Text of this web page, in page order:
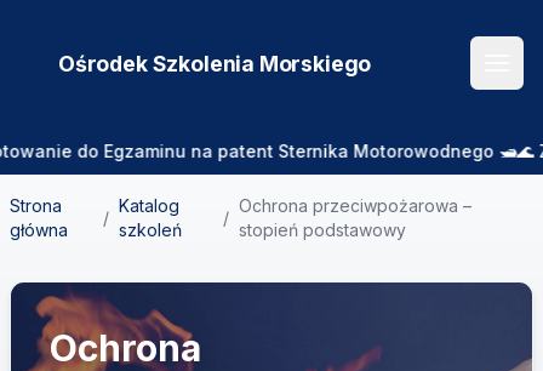
Ośrodek Szkolenia Morskiego
do Egzaminu na patent Sternika Motorowodnego 🛥️🌊
Strona
główna
/
Katalog
szkoleń
/
Ochrona przeciwpożarowa –
stopień podstawowy
Ochrona